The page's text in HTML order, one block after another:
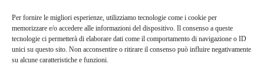
Per fornire le migliori esperienze, utilizziamo tecnologie come i cookie per
memorizzare e/o accedere alle informazioni del dispositivo. Il consenso a queste
tecnologie ci permetterà di elaborare dati come il comportamento di navigazione o ID
unici su questo sito. Non acconsentire o ritirare il consenso può influire negativamente
su alcune caratteristiche e funzioni.
About this website
Orbitare ogni giorno trova per te le notizie più rilevanti in
ambito space economy.